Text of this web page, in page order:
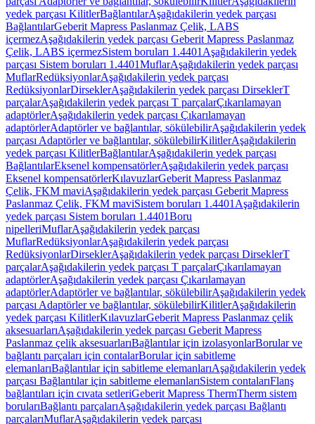
yedek parçası KilitlerBağlantılarAşağıdakilerin yedek parçası
BağlantılarGeberit Mapress Paslanmaz Çelik, LABS
içermezAşağıdakilerin yedek parçası Geberit Mapress Paslanmaz
Çelik, LABS içermezSistem boruları 1.4401 Aşağıdakilerin yedek
parçası Sistem boruları 1.4401MuflarAşağıdakilerin yedek parçası
MuflarRedüksiyonlarAşağıdakilerin yedek parçası
RedüksiyonlarDirseklerAşağıdakilerin yedek parçası DirseklerT
parçalarAşağıdakilerin yedek parçası T parçalarÇıkarılamayan
adaptörlerAşağıdakilerin yedek parçası Çıkarılamayan
adaptörlerAdaptörler ve bağlantılar, sökülebilirAşağıdakilerin yedek
parçası Adaptörler ve bağlantılar, sökülebilirKilitlerAşağıdakilerin
yedek parçası KilitlerBağlantılarAşağıdakilerin yedek parçası
BağlantılarEksenel kompensatörlerAşağıdakilerin yedek parçası
Eksenel kompensatörlerKılavuzlarGeberit Mapress Paslanmaz
Çelik, FKM maviAşağıdakilerin yedek parçası Geberit Mapress
Paslanmaz Çelik, FKM maviSistem boruları 1.4401 Aşağıdakilerin
yedek parçası Sistem boruları 1.4401Boru
nipelleriMuflarAşağıdakilerin yedek parçası
MuflarRedüksiyonlarAşağıdakilerin yedek parçası
RedüksiyonlarDirseklerAşağıdakilerin yedek parçası DirseklerT
parçalarAşağıdakilerin yedek parçası T parçalarÇıkarılamayan
adaptörlerAşağıdakilerin yedek parçası Çıkarılamayan
adaptörlerAdaptörler ve bağlantılar, sökülebilirAşağıdakilerin yedek
parçası Adaptörler ve bağlantılar, sökülebilirKilitlerAşağıdakilerin
yedek parçası KilitlerKılavuzlarGeberit Mapress Paslanmaz çelik
aksesuarlarıAşağıdakilerin yedek parçası Geberit Mapress
Paslanmaz çelik aksesuarlarıBağlantılar için izolasyonlarBorular ve
bağlantı parçaları için contalarBorular için sabitleme
elemanlarıBağlantılar için sabitleme elemanlarıAşağıdakilerin yedek
parçası Bağlantılar için sabitleme elemanlarıSistem contalarıFlanş
bağlantıları için cıvata setleriGeberit Mapress ThermTherm sistem
borularıBağlantı parçalarıAşağıdakilerin yedek parçası Bağlantı
parçalarıMuflarAşağıdakilerin yedek parçası